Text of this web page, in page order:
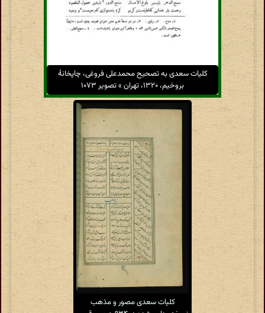
کلیات سعدی به تصحیح محمدعلی فروغی، چاپخانهٔ
بروخیم، ۱۳۲۰، تهران » تصویر ۱۰۷۳
کلیات سعدی مصور و مذهب